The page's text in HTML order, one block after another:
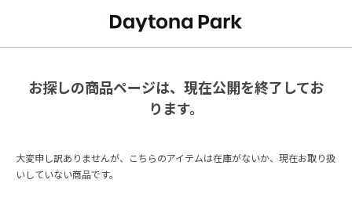
お探しの商品ページは、現在公開を終了してお
ります。
大変申し訳ありませんが、こちらのアイテムは在庫がないか、現在お取り扱
いしていない商品です。